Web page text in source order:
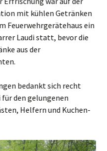
mit kühlen Getränken
Feuerwehrgerätehaus ein
Laudi statt, bevor die
aus der
bedankt sich recht
den gelungenen
Helfern und Kuchen-